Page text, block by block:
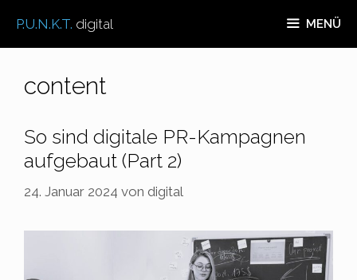
Inhalt
springen
P.U.N.K.T. digital MENÜ
content
So sind digitale PR-Kampagnen
aufgebaut (Part 2)
24. Januar 2024 von digital